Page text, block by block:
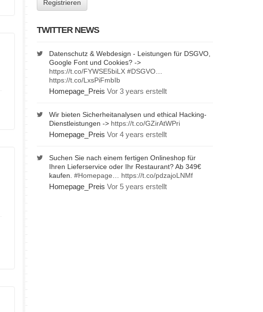
TWITTER NEWS
Datenschutz & Webdesign - Leistungen für DSGVO,
Google Font und Cookies? ->
https://t.co/FYWSE5biLX #DSGVO…
https://t.co/LxsPiFmbIb
Homepage_Preis Vor 3 years erstellt
Wir bieten Sicherheitanalysen und ethical Hacking-
Dienstleistungen -> https://t.co/GZirAtWPri
Homepage_Preis Vor 4 years erstellt
Suchen Sie nach einem fertigen Onlineshop für
Ihren Lieferservice oder Ihr Restaurant? Ab 349€
kaufen. #Homepage https://t.co/pdzajoLNMf
Homepage_Preis Vor 5 years erstellt